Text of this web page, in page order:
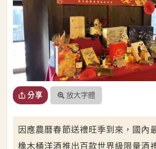
分享 放大字體
因應農曆春節送禮旺季到來，國內
橡木桶洋酒推出百款世界級限量酒